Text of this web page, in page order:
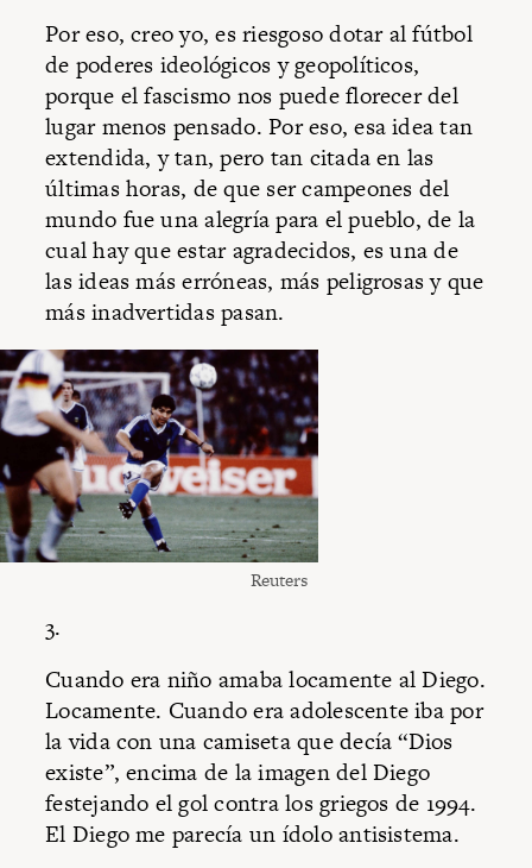
Por eso, creo yo, es riesgoso dotar al fútbol
de poderes ideológicos y geopolíticos,
porque el fascismo nos puede florecer del
lugar menos pensado. Por eso, esa idea tan
extendida, y tan, pero tan citada en las
últimas horas, de que ser campeones del
mundo fue una alegría para el pueblo, de la
cual hay que estar agradecidos, es una de
las ideas más erróneas, más peligrosas y que
más inadvertidas pasan.
Reuters
3.
Cuando era niño amaba locamente al Diego.
Locamente. Cuando era adolescente iba por
la vida con una camiseta que decía “Dios
existe”, encima de la imagen del Diego
festejando el gol contra los griegos de 1994.
El Diego me parecía un ídolo antisistema.